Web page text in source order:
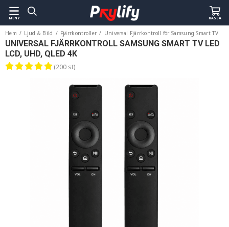
MENY KASSA
Hem / Ljud & Bild / Fjärrkontroller / Universal Fjärrkontroll för Samsung Smart TV
UNIVERSAL FJÄRRKONTROLL SAMSUNG SMART TV LED
LCD, UHD, QLED 4K
(200 st)